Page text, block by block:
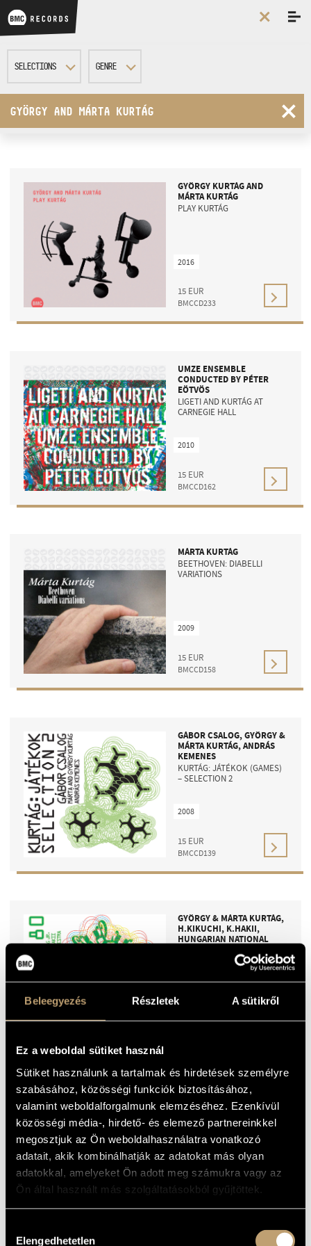
Beleegyezés Részletek A sütikről
Ez a weboldal sütiket használ
Sütiket használunk a tartalmak és hirdetések személyre
szabásához, közösségi funkciók biztosításához,
valamint weboldalforgalmunk elemzéséhez. Ezenkívül
közösségi média-, hirdető- és elemező partnereinkkel
megosztjuk az Ön weboldalhasználatra vonatkozó
adatait, akik kombinálhatják az adatokat más olyan
adatokkal, amelyeket Ön adott meg számukra vagy az
Ön által használt más szolgáltatásokból gyűjtöttek.
kiválasztása
Elengedhetetlen
SELECTIONS
Modern Art Orchestra
GENRE
All
GYÖRGY AND MÁRTA KURTÁG
ALBUMS
GYÖRGY KURTÁG AND
MÁRTA KURTÁG
PLAY KURTÁG
15 EUR
BMCCD233
2016
UMZE ENSEMBLE
CONDUCTED BY PÉTER
EÖTVÖS
LIGETI AND KURTÁG AT
CARNEGIE HALL
15 EUR
BMCCD162
2010
MÁRTA KURTÁG
BEETHOVEN: DIABELLI
VARIATIONS
15 EUR
BMCCD158
2009
GÁBOR CSALOG, GYÖRGY &
MÁRTA KURTÁG, ANDRÁS
KEMENES
KURTÁG: JÁTÉKOK (GAMES)
– SELECTION 2
15 EUR
BMCCD139
2008
GYÖRGY & MÁRTA KURTÁG,
H.KIKUCHI, K.HAKII,
HUNGARIAN NATIONAL
PHILH.ORCH., Z.KOCSIS,
KELLER QUARTET,
KURTÁG 80 (2CD)
15EUR
GÁBOR CSALOG, GYÖRGY &
MÁRTA KURTÁG, ANDRÁS
KEMENES
KURTÁG: JÁTÉKOK (GAMES) -
SELECTION 1
15EUR
2006